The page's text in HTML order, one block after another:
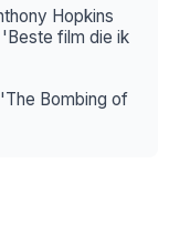
Hopkins
film die ik
Bombing of